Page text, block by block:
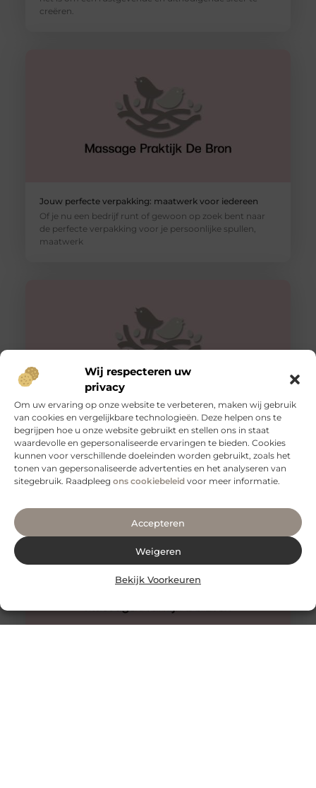
Wij respecteren uw
privacy
Om uw ervaring op onze website te verbeteren, maken wij gebruik
van cookies en vergelijkbare technologieën. Deze helpen ons te
begrijpen hoe u onze website gebruikt en stellen ons in staat
waardevolle en gepersonaliseerde ervaringen te bieden. Cookies
kunnen voor verschillende doeleinden worden gebruikt, zoals het
tonen van gepersonaliseerde advertenties en het analyseren van
sitegebruik. Raadpleeg ons cookiebeleid voor meer informatie.
Accepteren
Weigeren
Bekijk Voorkeuren
creëren.
Jouw perfecte verpakking: maatwerk voor iedereen
Of je nu een bedrijf runt of gewoon op zoek bent naar
de perfecte verpakking voor je persoonlijke spullen,
maatwerk
Veilig vervoeren: waarom aanhangernetten onmisbaar
zijn
Als je regelmatig spullen vervoert met een aanhanger,
weet je hoe belangrijk het is om je lading veilig en stevig